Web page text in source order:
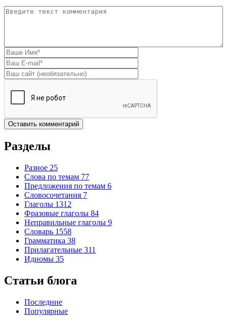
Комментарий*
Ваше имя
E-mail*
Домашняя страница
Разделы
Разное 25
Слова по темам 77
Предложения по темам 6
Словосочетания 7
Глаголы 1312
Фразовые глаголы 84
Неправильные глаголы 9
Словарь 1558
Грамматика 38
Прилагательные 311
Идиомы 35
Статьи блога
Последние
Популярные